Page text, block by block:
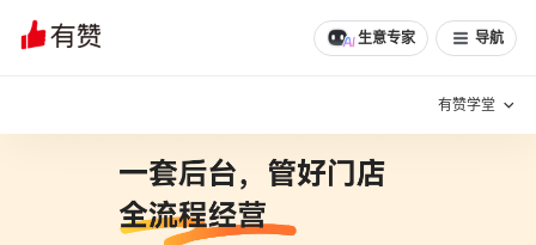
生意专家 导航
有赞学堂
增长方法
文章 问诊 分享